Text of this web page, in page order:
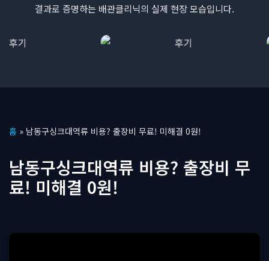
결과로 증명하는 배관클리닉의 실제 현장 모습입니다.
텐
로
건
기
홈 » 남동구싱크대역류 비용? 출장비 무료! 미해결 0원!
남동구싱크대역류 비용? 출장비 무
료! 미해결 0원!